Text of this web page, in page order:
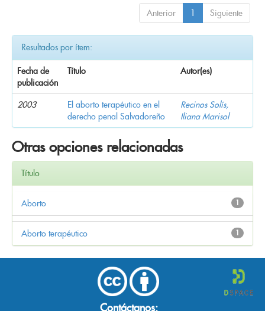
Anterior 1 Siguiente
Resultados por ítem:
Fecha de
publicación
Título Autor(es)
2003
El aborto terapéutico en el
derecho penal Salvadoreño
Recinos Solís,
Iliana Marisol
Otras opciones relacionadas
Título
1
Aborto
1
Aborto terapéutico
Contáctanos: